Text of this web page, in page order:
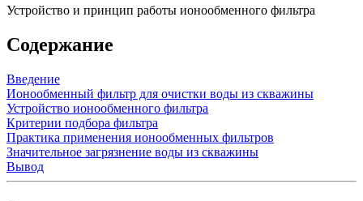
Устройство и принцип работы ионообменного фильтра
Содержание
Введение
Ионообменный фильтр для очистки воды из скважины
Устройство ионообменного фильтра
Критерии подбора фильтра
Практика применения ионообменных фильтров
Значительное загрязнение воды из скважины
Вывод